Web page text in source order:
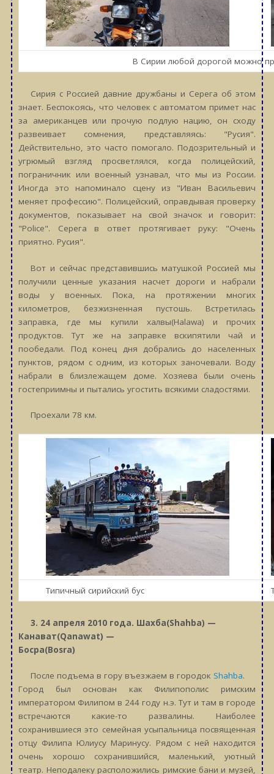
В Сирии любой дорогой можно
Сирия с Россией давние дружбаны и Серега об этом
знает. Беспокоясь, что человек с автоматом примет нас
за американцев или прочую подлую нацию, он сходу
развеивает сомнения, представляясь: "Русия".
Действительно, это часто помогало. Подозрительный и
угрюмый взгляд просветлялся, когда полицейский,
пограничник или военный узнавал, что мы из России.
Иногда это напоминало сцену из "Иван Васильевич
меняет профессию". Полицейский, оправдывая проверку
документов, показывает на свой значок и говорит:
"Police". Серега в ответ протягивает руку: "Очень
приятно. Русия".
Вот и сейчас представившись матушкой Россией мы
получили ценные указания насчет дороги и набрали
воды у военных. Пока, на протяжении многих
километров, безжизненная пустошь. Встретилась
заправка, где мы купили халвы(Halawa) и прочих
продуктов. Тут же на заправке вскипятили чай и
пообедали. Под конец дня добрались до населенных
пунктов, рядом с одним, из которых заночевали. Воду
набрали в близлежащем доме. Хозяева были очень
гостеприимны и пытались угостить всякими сладостями.
Проехали 78 км.
Типичный сирийский бус
3. 24 апреля 2010 года. Шахба(Shahba) —
Канават(Qanawat) —
Босра(Bosra)
После подъема в гору въезжаем в городок Shahba.
Город был основан как Филипополис римским
императором Филипом в 244 году н.э. Тут и там в городе
встречаются какие-то развалины. Наиболее
сохранившиеся это семейная усыпальница посвященная
отцу Филипа Юлиусу Маринусу. Рядом с ней находится
очень хорошо сохранившийся, маленький, уютный
театр. Неподалеку расположились римские бани и музей,